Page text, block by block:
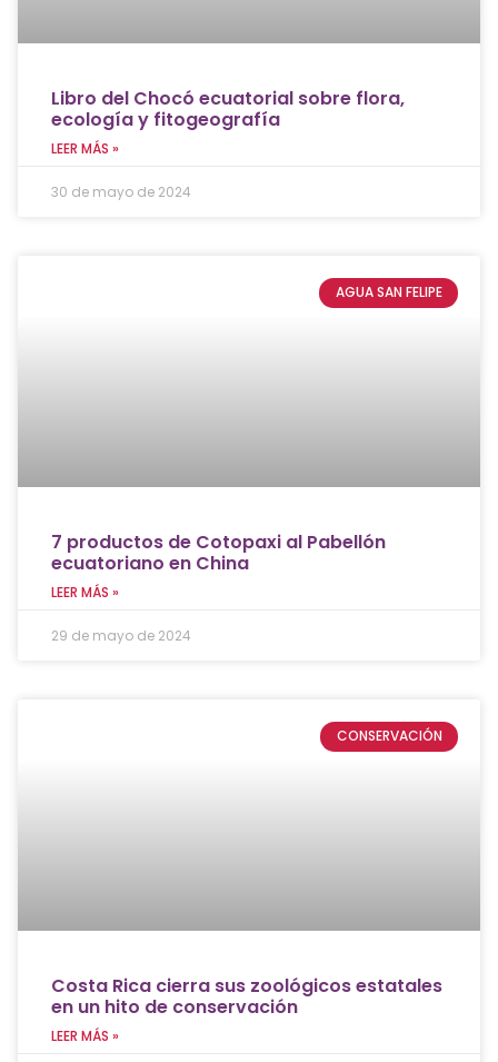
Libro del Chocó ecuatorial sobre flora,
ecología y fitogeografía
LEER MÁS »
30 de mayo de 2024
AGUA SAN FELIPE
7 productos de Cotopaxi al Pabellón
ecuatoriano en China
LEER MÁS »
29 de mayo de 2024
CONSERVACIÓN
Costa Rica cierra sus zoológicos estatales
en un hito de conservación
LEER MÁS »